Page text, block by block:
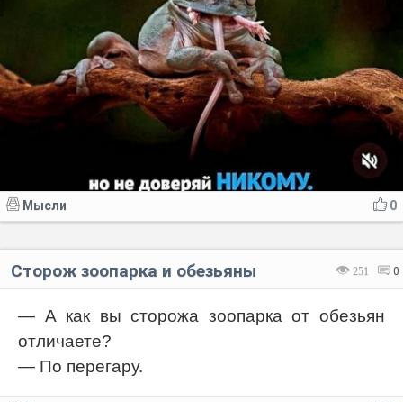
0
Мысли
251 0
Сторож зоопарка и обезьяны
— А как вы сторожа зоопарка от обезьян
отличаете?
— По перегару.